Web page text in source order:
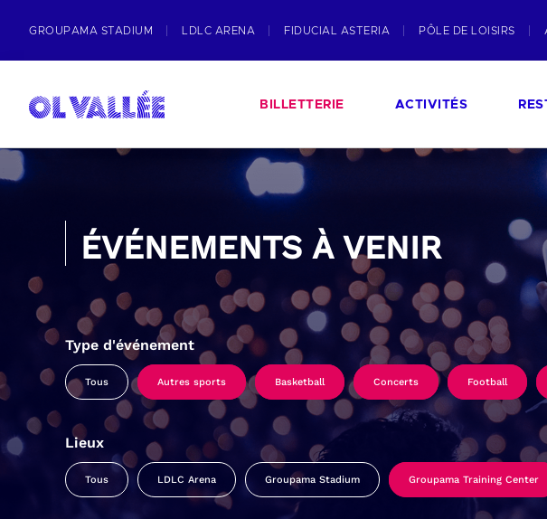
GROUPAMA STADIUM LDLC ARENA FIDUCIAL ASTERIA PÔLE DE LOISIRS
BILLETTERIE ACTIVITÉS
ÉVÉNEMENTS À VENIR
Type d'événement
Tous Autres sports Basketball Concerts Football
Lieux
Tous LDLC Arena Groupama Stadium Groupama Training Center